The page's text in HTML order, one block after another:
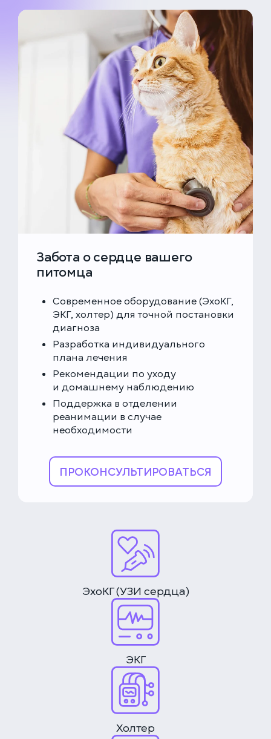
Забота о сердце вашего
питомца
Современное оборудование (ЭхоКГ,
ЭКГ, холтер) для точной постановки
диагноза
Разработка индивидуального
плана лечения
Рекомендации по уходу
и домашнему наблюдению
Поддержка в отделении
реанимации в случае
необходимости
ПРОКОНСУЛЬТИРОВАТЬСЯ
ЭхоКГ (УЗИ сердца)
ЭКГ
Холтер